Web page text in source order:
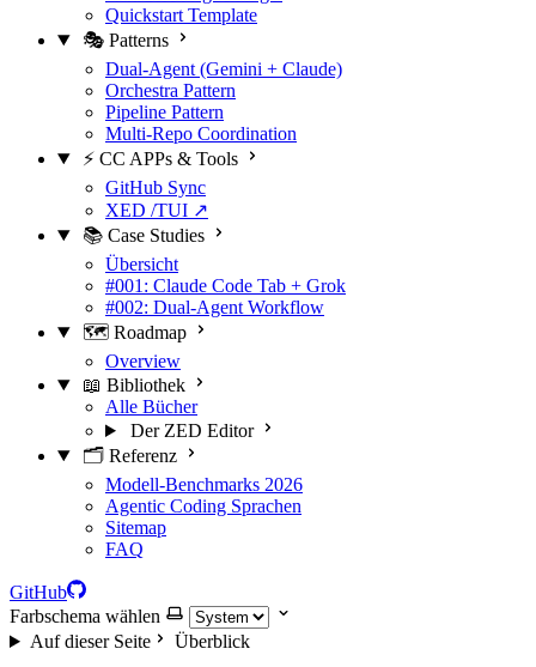
Quickstart Template
🎭 Patterns
Dual-Agent (Gemini + Claude)
Orchestra Pattern
Pipeline Pattern
Multi-Repo Coordination
⚡ CC APPs & Tools
GitHub Sync
XED /TUI ↗
📚 Case Studies
Übersicht
#001: Claude Code Tab + Grok
#002: Dual-Agent Workflow
🗺️ Roadmap
Overview
📖 Bibliothek
Alle Bücher
Der ZED Editor
🗂️ Referenz
Modell-Benchmarks 2026
Agentic Coding Sprachen
Sitemap
FAQ
GitHub
Farbschema wählen
Auf dieser Seite
Überblick